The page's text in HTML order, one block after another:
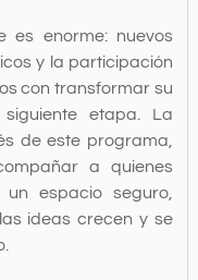
es enorme: nuevos
y la participación
con transformar su
etapa. La
de este programa,
a quienes
espacio seguro,
ideas crecen y se